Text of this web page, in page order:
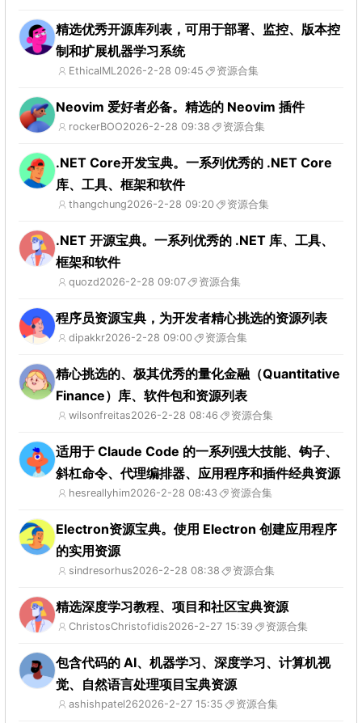
精选优秀开源库列表，可用于部署、监控、版本控
制和扩展机器学习系统
EthicalML2026-2-28 09:45 资源合集
Neovim 爱好者必备。精选的 Neovim 插件
rockerBOO2026-2-28 09:38 资源合集
.NET Core开发宝典。一系列优秀的 .NET Core
库、工具、框架和软件
thangchung2026-2-28 09:20 资源合集
.NET 开源宝典。一系列优秀的 .NET 库、工具、
框架和软件
quozd2026-2-28 09:07 资源合集
程序员资源宝典，为开发者精心挑选的资源列表
dipakkr2026-2-28 09:00 资源合集
精心挑选的、极其优秀的量化金融（Quantitative
Finance）库、软件包和资源列表
wilsonfreitas2026-2-28 08:46 资源合集
适用于 Claude Code 的一系列强大技能、钩子、
斜杠命令、代理编排器、应用程序和插件经典资源
hesreallyhim2026-2-28 08:43 资源合集
Electron资源宝典。使用 Electron 创建应用程序
的实用资源
sindresorhus2026-2-28 08:38 资源合集
精选深度学习教程、项目和社区宝典资源
ChristosChristofidis2026-2-27 15:39 资源合集
包含代码的 AI、机器学习、深度学习、计算机视
觉、自然语言处理项目宝典资源
ashishpatel262026-2-27 15:35 资源合集